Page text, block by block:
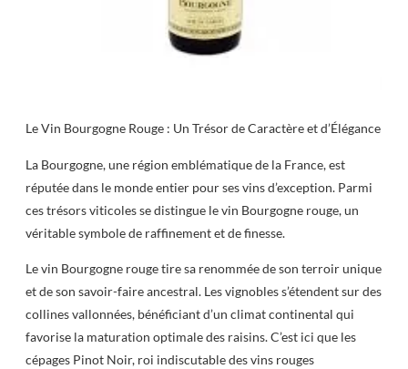
Le Vin Bourgogne Rouge : Un Trésor de Caractère et d’Élégance
La Bourgogne, une région emblématique de la France, est
réputée dans le monde entier pour ses vins d’exception. Parmi
ces trésors viticoles se distingue le vin Bourgogne rouge, un
véritable symbole de raffinement et de finesse.
Le vin Bourgogne rouge tire sa renommée de son terroir unique
et de son savoir-faire ancestral. Les vignobles s’étendent sur des
collines vallonnées, bénéficiant d’un climat continental qui
favorise la maturation optimale des raisins. C’est ici que les
cépages Pinot Noir, roi indiscutable des vins rouges